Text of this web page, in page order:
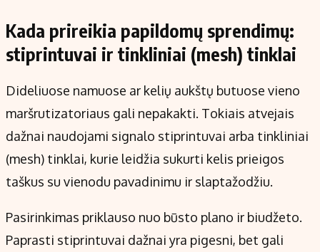
Kada prireikia papildomų sprendimų:
stiprintuvai ir tinkliniai (mesh) tinklai
Dideliuose namuose ar kelių aukštų butuose vieno
maršrutizatoriaus gali nepakakti. Tokiais atvejais
dažnai naudojami signalo stiprintuvai arba tinkliniai
(mesh) tinklai, kurie leidžia sukurti kelis prieigos
taškus su vienodu pavadinimu ir slaptažodžiu.
Pasirinkimas priklauso nuo būsto plano ir biudžeto.
Paprasti stiprintuvai dažnai yra pigesni, bet gali